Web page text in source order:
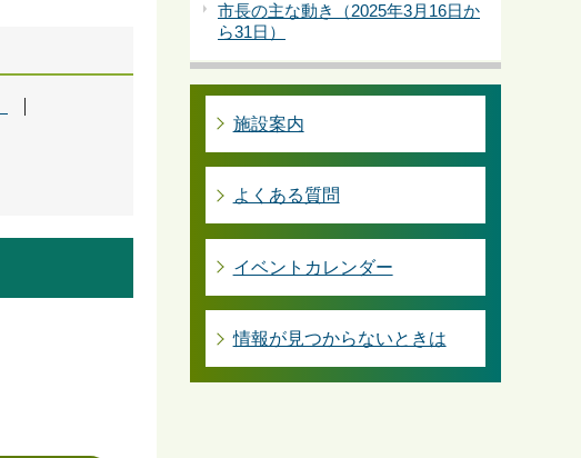
市長の主な動き（2025年3月16日か
ら31日）
施設案内
よくある質問
イベントカレンダー
情報が見つからないときは